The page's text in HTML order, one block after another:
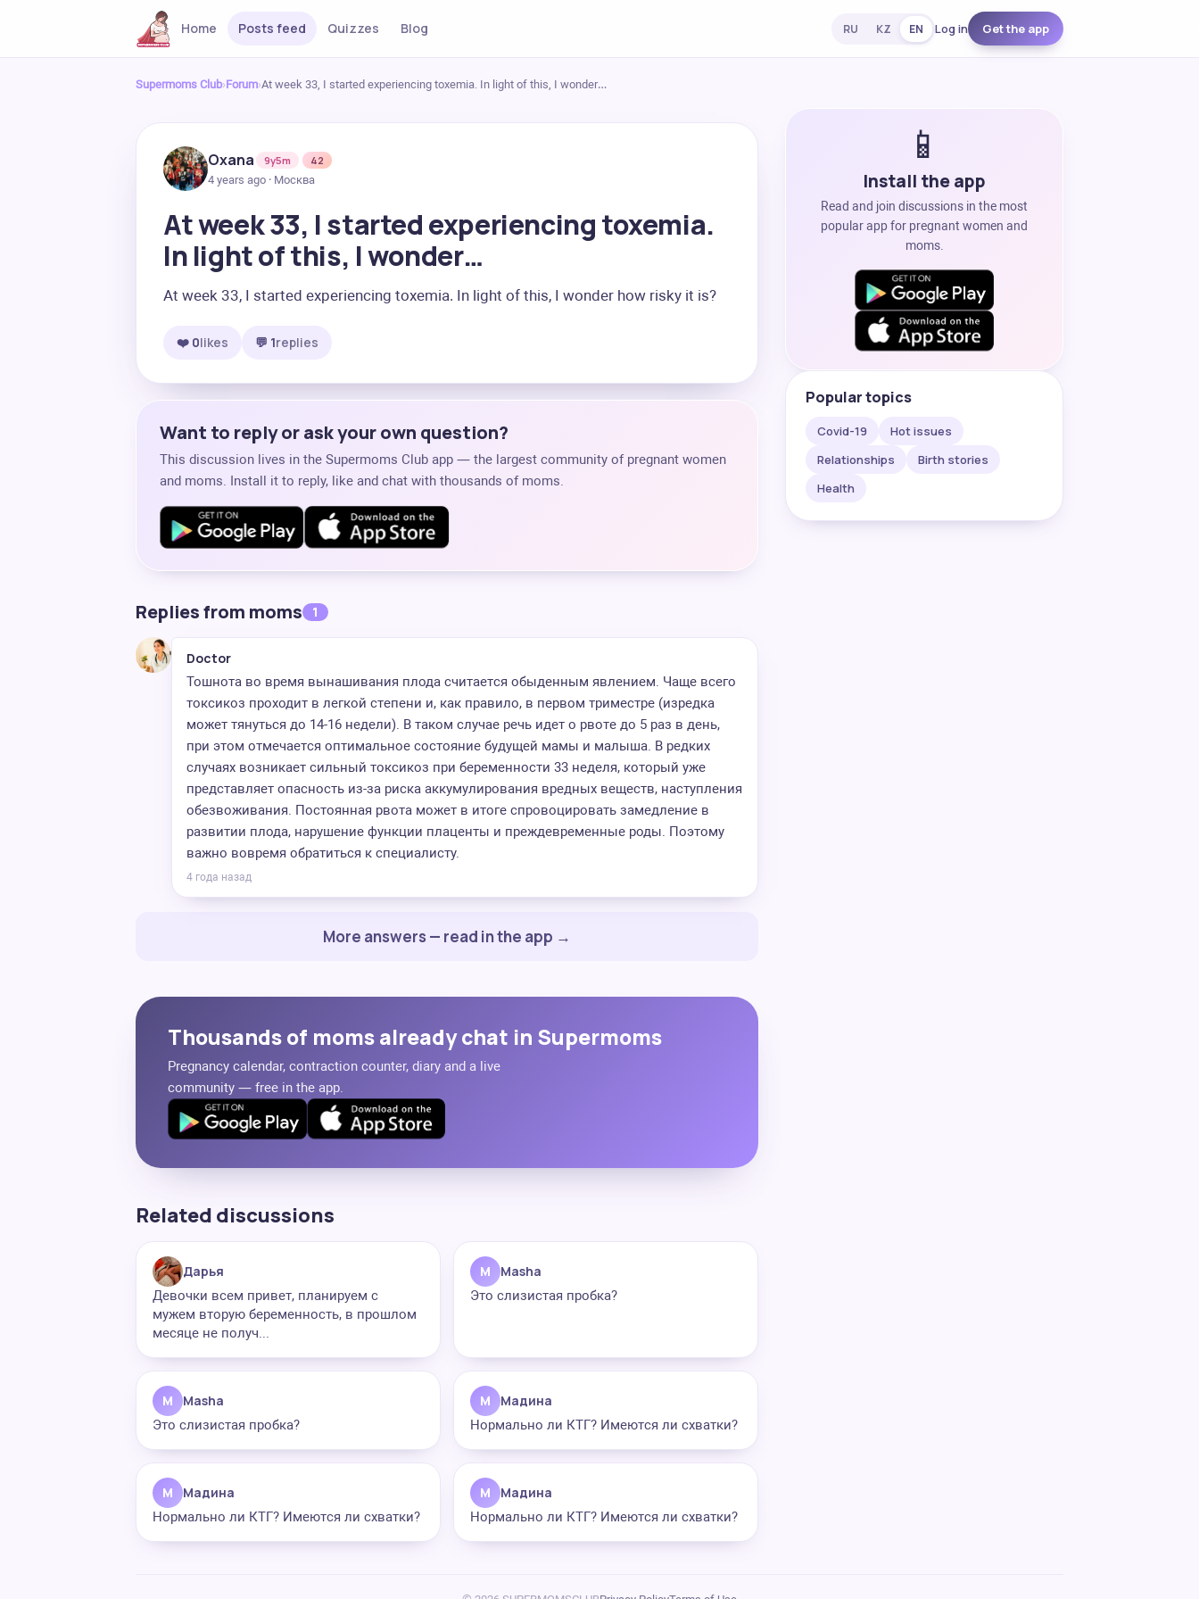
Home Posts feed Quizzes Blog RU KZ EN Log in Get the app
Supermoms Club›Forum›At week 33, I started experiencing toxemia. In light of this, I wonder…
Oxana 9y5m
42
4 years ago · Москва
At week 33, I started experiencing toxemia.
In light of this, I wonder…
At week 33, I started experiencing toxemia. In light of this, I wonder how risky it is?
❤️ 0likes 💬 1replies
Want to reply or ask your own question?
This discussion lives in the Supermoms Club app — the largest community of pregnant women
and moms. Install it to reply, like and chat with thousands of moms.
Replies from moms 1
Doctor
Тошнота во время вынашивания плода считается обыденным явлением. Чаще всего
токсикоз проходит в легкой степени и, как правило, в первом триместре (изредка
может тянуться до 14-16 недели). В таком случае речь идет о рвоте до 5 раз в день,
при этом отмечается оптимальное состояние будущей мамы и малыша. В редких
случаях возникает сильный токсикоз при беременности 33 неделя, который уже
представляет опасность из-за риска аккумулирования вредных веществ, наступления
обезвоживания. Постоянная рвота может в итоге спровоцировать замедление в
развитии плода, нарушение функции плаценты и преждевременные роды. Поэтому
важно вовремя обратиться к специалисту.
4 года назад
More answers — read in the app →
Thousands of moms already chat in Supermoms
Pregnancy calendar, contraction counter, diary and a live
community — free in the app.
Related discussions
Дарья
Девочки всем привет, планируем с
мужем вторую беременность, в прошлом
месяце не получ...
M Masha
Это слизистая пробка?
M Masha
Это слизистая пробка?
М Мадина
Нормально ли КТГ? Имеются ли схватки?
М Мадина
Нормально ли КТГ? Имеются ли схватки?
М Мадина
Нормально ли КТГ? Имеются ли схватки?
📱
Install the app
Read and join discussions in the most
popular app for pregnant women and
moms.
Popular topics
Covid-19
Hot issues
Relationships
Birth stories
Health